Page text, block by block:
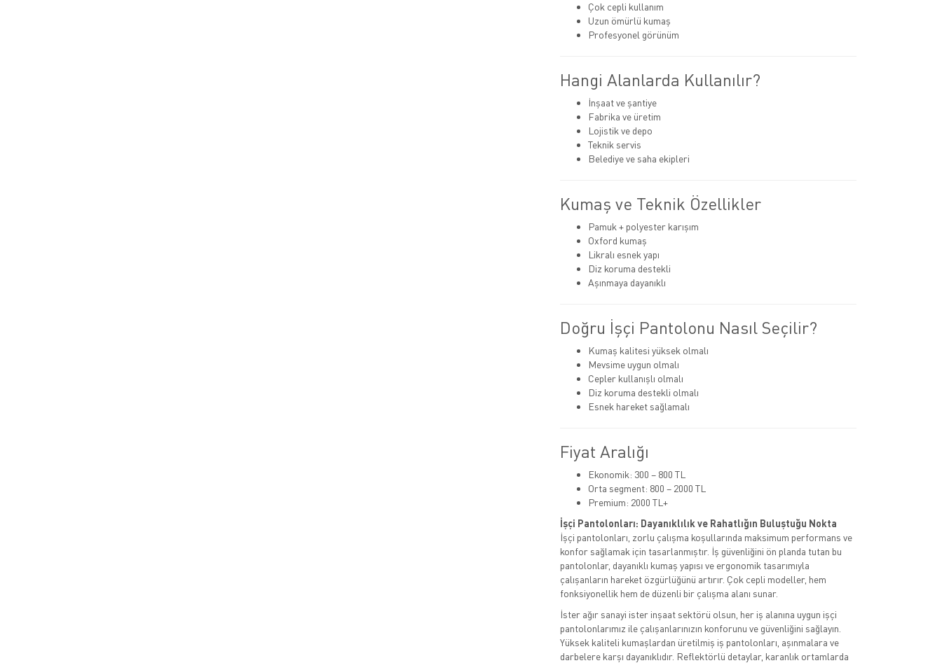
Çok cepli kullanım
Uzun ömürlü kumaş
Profesyonel görünüm
Hangi Alanlarda Kullanılır?
İnşaat ve şantiye
Fabrika ve üretim
Lojistik ve depo
Teknik servis
Belediye ve saha ekipleri
Kumaş ve Teknik Özellikler
Pamuk + polyester karışım
Oxford kumaş
Likralı esnek yapı
Diz koruma destekli
Aşınmaya dayanıklı
Doğru İşçi Pantolonu Nasıl Seçilir?
Kumaş kalitesi yüksek olmalı
Mevsime uygun olmalı
Cepler kullanışlı olmalı
Diz koruma destekli olmalı
Esnek hareket sağlamalı
Fiyat Aralığı
Ekonomik: 300 – 800 TL
Orta segment: 800 – 2000 TL
Premium: 2000 TL+
İşçi Pantolonları: Dayanıklılık ve Rahatlığın Buluştuğu Nokta
İşçi pantolonları, zorlu çalışma koşullarında maksimum performans ve
konfor sağlamak için tasarlanmıştır. İş güvenliğini ön planda tutan bu
pantolonlar, dayanıklı kumaş yapısı ve ergonomik tasarımıyla
çalışanların hareket özgürlüğünü artırır. Çok cepli modeller, hem
fonksiyonellik hem de düzenli bir çalışma alanı sunar.
İster ağır sanayi ister inşaat sektörü olsun, her iş alanına uygun işçi
pantolonlarımız ile çalışanlarınızın konforunu ve güvenliğini sağlayın.
Yüksek kaliteli kumaşlardan üretilmiş iş pantolonları, aşınmalara ve
darbelere karşı dayanıklıdır. Reflektörlü detaylar, karanlık ortamlarda